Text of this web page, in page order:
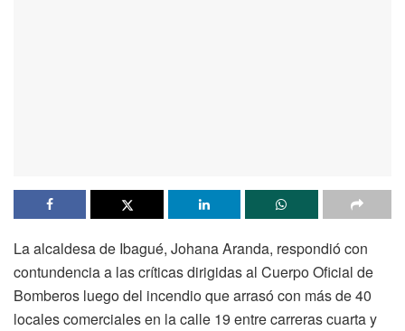
La alcaldesa de Ibagué, Johana Aranda, respondió con
contundencia a las críticas dirigidas al Cuerpo Oficial de
Bomberos luego del incendio que arrasó con más de 40
locales comerciales en la calle 19 entre carreras cuarta y